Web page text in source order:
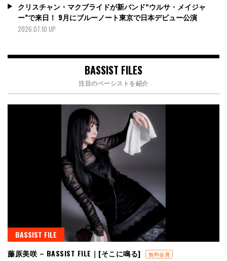
クリスチャン・マクブライドが新バンド“ウルサ・メイジャ
ー”で来日！ 9月にブルーノート東京で日本デビュー公演
2026.07.10 UP
BASSIST FILES
注目のベーシストを紹介
BASSIST FILE
藤原美咲 – BASSIST FILE｜[そこに鳴る]
無料会員